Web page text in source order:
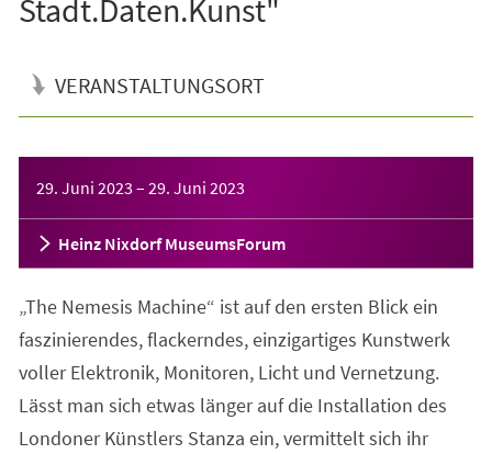
Stadt.Daten.Kunst"
VERANSTALTUNGSORT
29. Juni 2023 – 29. Juni 2023
Heinz Nixdorf MuseumsForum
„The Nemesis Machine“ ist auf den ersten Blick ein
faszinierendes, flackerndes, einzigartiges Kunstwerk
voller Elektronik, Monitoren, Licht und Vernetzung.
Lässt man sich etwas länger auf die Installation des
Londoner Künstlers Stanza ein, vermittelt sich ihr